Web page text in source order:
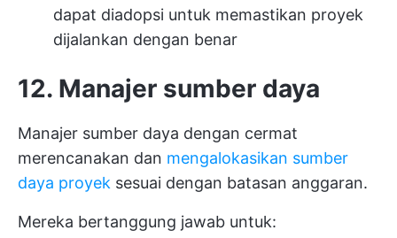
dapat diadopsi untuk memastikan proyek
dijalankan dengan benar
12. Manajer sumber daya
Manajer sumber daya dengan cermat
merencanakan dan mengalokasikan sumber
daya proyek sesuai dengan batasan anggaran.
Mereka bertanggung jawab untuk: